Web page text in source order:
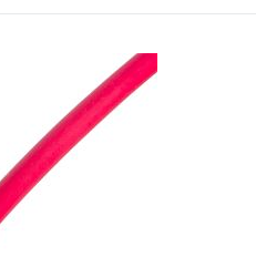
Сравнение